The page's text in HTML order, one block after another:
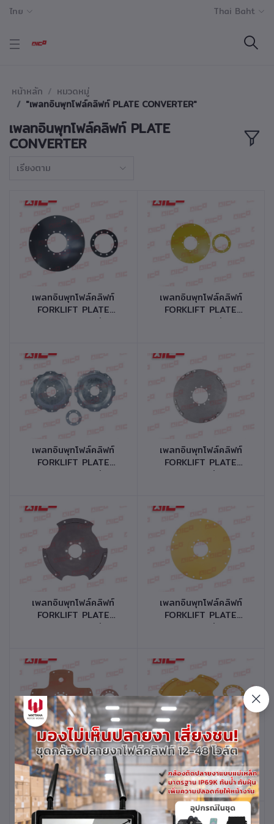
ไทย Thai Baht
หน้าหลัก
หมวดหมู่
"เพลทอินพุทโฟล์คลิฟท์ PLATE CONVERTER"
เพลทอินพุทโฟล์คลิฟท์ PLATE
CONVERTER
เรียงตาม
หยิบใส่ตะกร้า
เพลทอินพุทโฟล์คลิฟท์
FORKLIFT PLATE
CONVERTER รุ่น
หยิบใส่ตะกร้า
เพลทอินพุทโฟล์คลิฟท์
FORKLIFT PLATE
CONVERTER รุ่น 2-
หยิบใส่ตะกร้า
เพลทอินพุทโฟล์คลิฟท์
FORKLIFT PLATE
CONVERTER รุ่น
หยิบใส่ตะกร้า
เพลทอินพุทโฟล์คลิฟท์
FORKLIFT PLATE
CONVERTER รุ่น FD40
หยิบใส่ตะกร้า
เพลทอินพุทโฟล์คลิฟท์
FORKLIFT PLATE
CONVERTER รุ่น
หยิบใส่ตะกร้า
เพลทอินพุทโฟล์คลิฟท์
FORKLIFT PLATE
CONVERTER รุ่น FD40
หยิบใส่ตะกร้า
เพลทอินพุทโฟล์คลิฟท์
FORKLIFT PLATE
CONVERTER รุ่น
FD/G20,25,30-10
รหัสสินค้า 30502-
K0044
หยิบใส่ตะกร้า
เพลทอินพุทโฟล์คลิฟท์
FORKLIFT PLATE
CONVERTER รุ่น
FD/G20,25,30-11 รหัส
สินค้า 30502-K0024